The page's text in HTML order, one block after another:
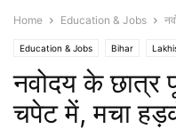
Home Education & Jobs
Education & Jobs Bihar
नवोदय के छात्र
चपेट में, मचा